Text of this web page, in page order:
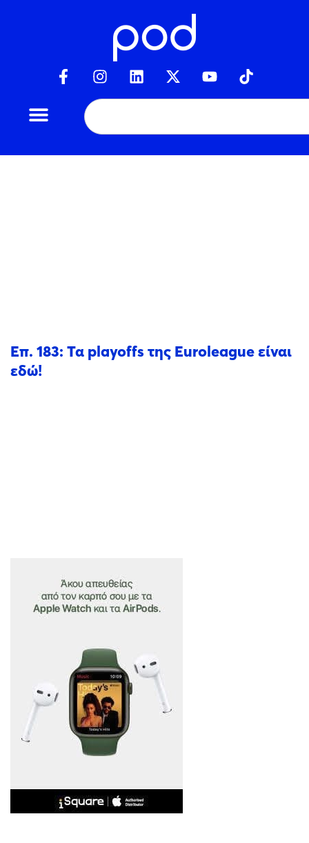
Επ. 183: Τα playoffs της Euroleague είναι
εδώ!